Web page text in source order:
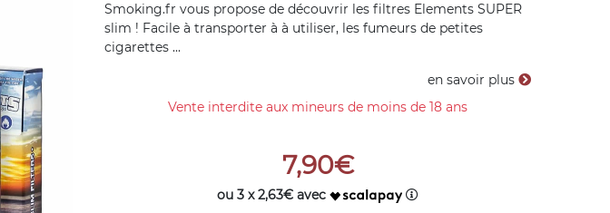
Smoking.fr vous propose de découvrir les filtres Elements SUPER
slim ! Facile à transporter à à utiliser, les fumeurs de petites
cigarettes ...
en savoir plus
Vente interdite aux mineurs de moins de 18 ans
7,90€
ou 3 x 2,63€ avec